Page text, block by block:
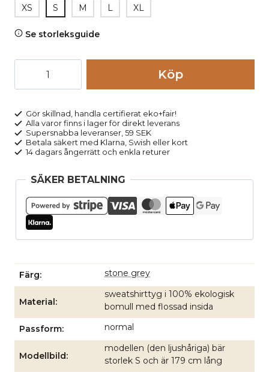
XS S M L XL
Se storleksguide
gråmelerad
mängd
Köp
Gör skillnad, handla certifierat eko+fair!
Alla varor finns i lager för direkt leverans
Supersnabba leveranser, 59 SEK
Betala säkert med Klarna, Swish eller kort
14 dagars ångerrätt och enkla returer
SÄKER BETALNING
Färg stone grey
Material
sweatshirttyg i 100% ekologisk
bomull med flossad insida
Passform normal
Modellbild
modellen (den ljushåriga) bär
storlek S och är 179 cm lång